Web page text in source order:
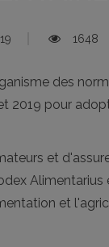
1648
des
2019 pour
et
et